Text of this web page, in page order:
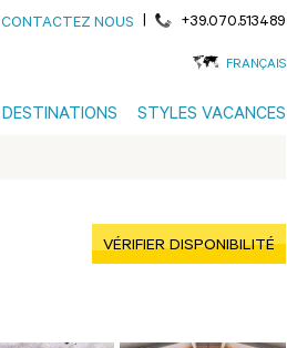
CONTACTEZ NOUS | +39.070.513489
FRANÇAIS
DESTINATIONS STYLES VACANCES
VÉRIFIER DISPONIBILITÉ